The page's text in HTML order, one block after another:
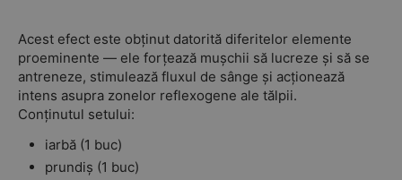
Acest efect este obținut datorită diferitelor elemente
proeminente — ele forțează mușchii să lucreze și să se
antreneze, stimulează fluxul de sânge și acționează
intens asupra zonelor reflexogene ale tălpii.
Conținutul setului:
iarbă (1 buc)
prundiș (1 buc)